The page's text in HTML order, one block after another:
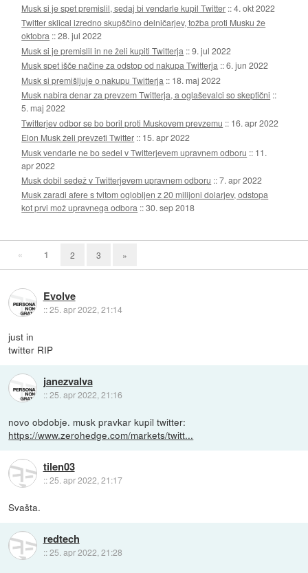
Musk si je spet premislil, sedaj bi vendarle kupil Twitter ::4. okt 2022
Twitter sklical izredno skupščino delničarjev, tožba proti Musku že
oktobra ::28. jul 2022
Musk si je premislil in ne želi kupiti Twitterja ::9. jul 2022
Musk spet išče načine za odstop od nakupa Twitterja ::6. jun 2022
Musk si premišljuje o nakupu Twitterja :: 18. maj 2022
Musk nabira denar za prevzem Twitterja, a oglaševalci so skeptični ::
5. maj 2022
Twitterjev odbor se bo boril proti Muskovem prevzemu :: 16. apr 2022
Elon Musk želi prevzeti Twitter :: 15. apr 2022
Musk vendarle ne bo sedel v Twitterjevem upravnem odboru :: 11.
apr 2022
Musk dobil sedež v Twitterjevem upravnem odboru ::7. apr 2022
Musk zaradi afere s tvitom oglobljen z 20 milijoni dolarjev, odstopa
kot prvi mož upravnega odbora ::30. sep 2018
« 1 2 3 »
Evolve
::25. apr 2022, 21:14
just in
twitter RIP
janezvalva
::25. apr 2022, 21:16
novo obdobje. musk pravkar kupil twitter:
https://www.zerohedge.com/markets/twitt...
tilen03
::25. apr 2022, 21:17
Svašta.
redtech
::25. apr 2022, 21:28